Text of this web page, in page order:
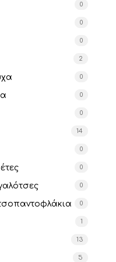
0
0
0
2
0
0
0
14
0
0
0
0
1
13
5